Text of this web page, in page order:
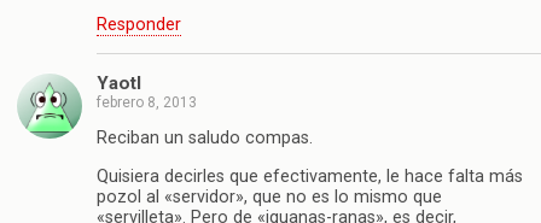
Responder
Yaotl
febrero 8, 2013
Reciban un saludo compas.
Quisiera decirles que efectivamente, le hace falta más
pozol al «servidor», que no es lo mismo que
«servilleta». Pero de «iguanas-ranas», es decir,